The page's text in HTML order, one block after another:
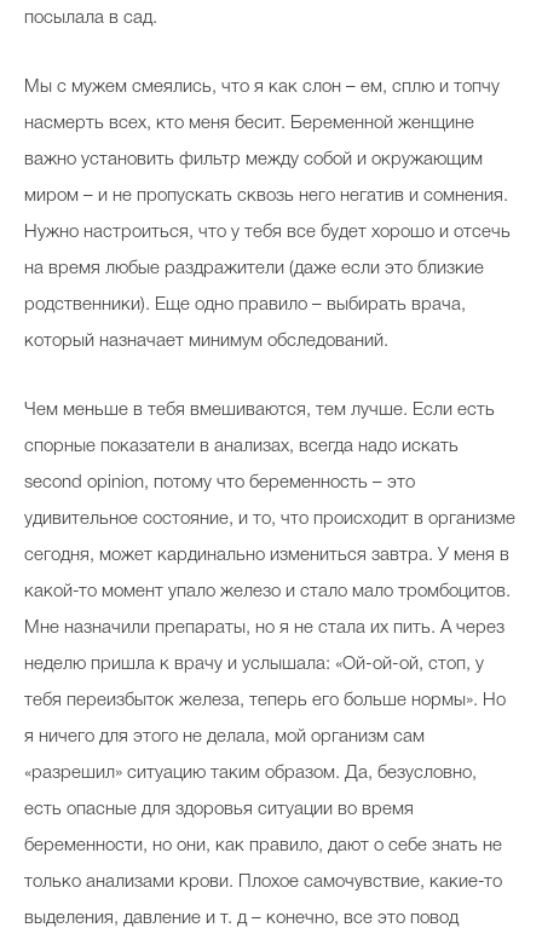
посылала в сад.
Мы с мужем смеялись, что я как слон – ем, сплю и топчу
насмерть всех, кто меня бесит. Беременной женщине
важно установить фильтр между собой и окружающим
миром – и не пропускать сквозь него негатив и сомнения.
Нужно настроиться, что у тебя все будет хорошо и отсечь
на время любые раздражители (даже если это близкие
родственники). Еще одно правило – выбирать врача,
который назначает минимум обследований.
Чем меньше в тебя вмешиваются, тем лучше. Если есть
спорные показатели в анализах, всегда надо искать
second opinion, потому что беременность – это
удивительное состояние, и то, что происходит в организме
сегодня, может кардинально измениться завтра. У меня в
какой-то момент упало железо и стало мало тромбоцитов.
Мне назначили препараты, но я не стала их пить. А через
неделю пришла к врачу и услышала: «Ой-ой-ой, стоп, у
тебя переизбыток железа, теперь его больше нормы». Но
я ничего для этого не делала, мой организм сам
«разрешил» ситуацию таким образом. Да, безусловно,
есть опасные для здоровья ситуации во время
беременности, но они, как правило, дают о себе знать не
только анализами крови. Плохое самочувствие, какие-то
выделения, давление и т. д – конечно, все это повод